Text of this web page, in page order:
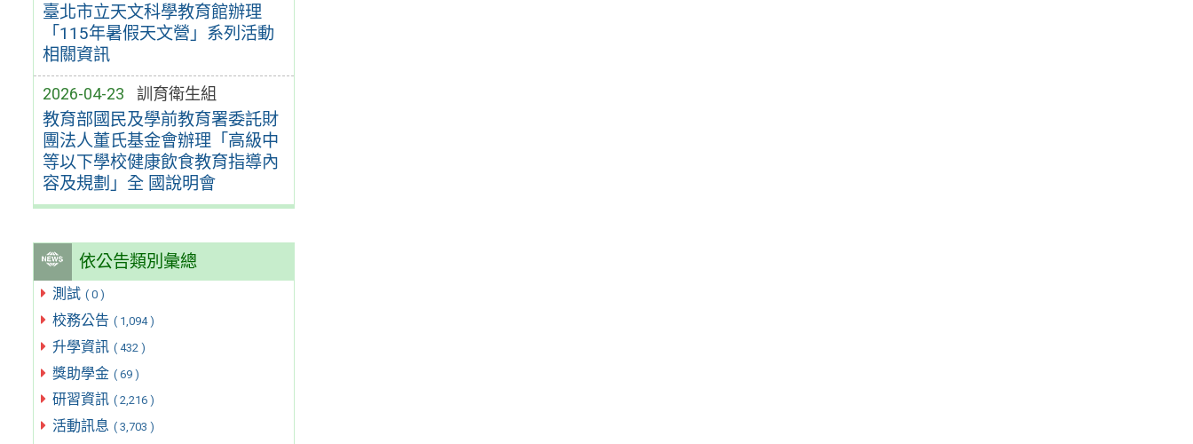
臺北市立天文科學教育館辦理
「115年暑假天文營」系列活動
相關資訊
2026-04-23 訓育衛生組
教育部國民及學前教育署委託財
團法人董氏基金會辦理「高級中
等以下學校健康飲食教育指導內
容及規劃」全 國說明會
依公告類別彙總
測試 ( 0 )
校務公告 ( 1,094 )
升學資訊 ( 432 )
獎助學金 ( 69 )
研習資訊 ( 2,216 )
活動訊息 ( 3,703 )